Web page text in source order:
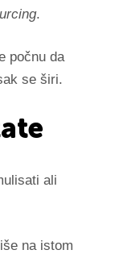
.
počnu da
se širi.
ali
na istom